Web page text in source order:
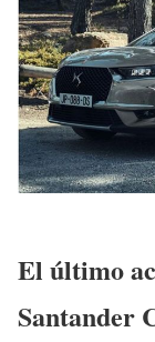
El último
Santander